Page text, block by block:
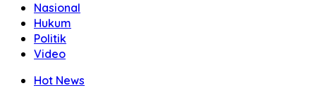
Nasional
Hukum
Politik
Video
Hot News